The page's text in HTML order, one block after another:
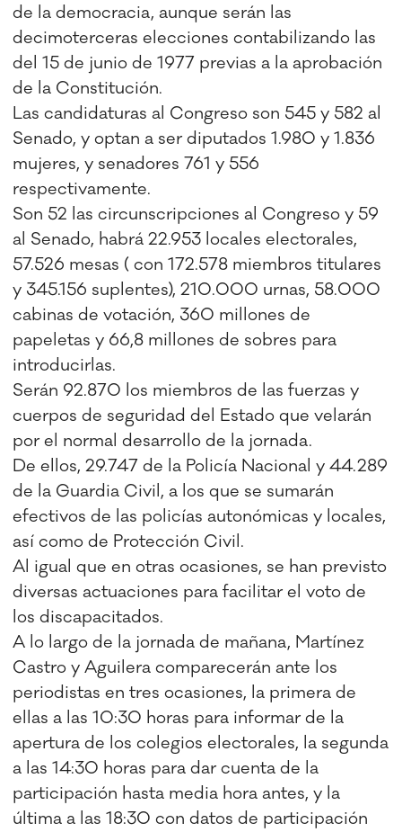
de la democracia, aunque serán las
decimoterceras elecciones contabilizando las
del 15 de junio de 1977 previas a la aprobación
de la Constitución.
Las candidaturas al Congreso son 545 y 582 al
Senado, y optan a ser diputados 1.980 y 1.836
mujeres, y senadores 761 y 556
respectivamente.
Son 52 las circunscripciones al Congreso y 59
al Senado, habrá 22.953 locales electorales,
57.526 mesas ( con 172.578 miembros titulares
y 345.156 suplentes), 210.000 urnas, 58.000
cabinas de votación, 360 millones de
papeletas y 66,8 millones de sobres para
introducirlas.
Serán 92.870 los miembros de las fuerzas y
cuerpos de seguridad del Estado que velarán
por el normal desarrollo de la jornada.
De ellos, 29.747 de la Policía Nacional y 44.289
de la Guardia Civil, a los que se sumarán
efectivos de las policías autonómicas y locales,
así como de Protección Civil.
Al igual que en otras ocasiones, se han previsto
diversas actuaciones para facilitar el voto de
los discapacitados.
A lo largo de la jornada de mañana, Martínez
Castro y Aguilera comparecerán ante los
periodistas en tres ocasiones, la primera de
ellas a las 10:30 horas para informar de la
apertura de los colegios electorales, la segunda
a las 14:30 horas para dar cuenta de la
participación hasta media hora antes, y la
última a las 18:30 con datos de participación